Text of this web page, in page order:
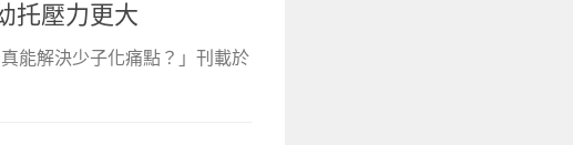
托壓力更大
能解決少子化痛點？」刊載於